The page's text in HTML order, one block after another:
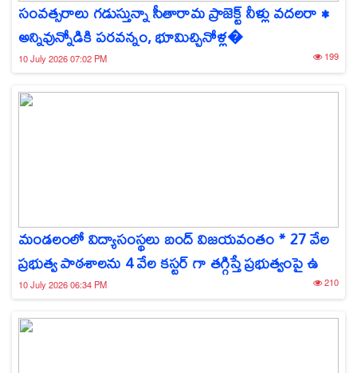
సంవత్సరాలు గడుస్తున్నా సీతారామ ప్రాజెక్ట్ నీళ్లు వదలరా •
అన్నివున్నోడికి పరవన్నం, భూమిచ్చినోళ్ల�
10 July 2026 07:02 PM 199
మండలంలో విద్యాసంస్థలు బంద్ విజయవంతం * 27 వేల
ప్రభుత్వ పాఠశాలను 4 వేల కస్టర్ గా తగ్గిస్తే ప్రభుత్వంపై ఉ
10 July 2026 06:34 PM 210